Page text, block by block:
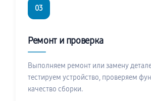
03
Ремонт и проверка
Выполняем ремонт или замену
тестируем устройство, проверяем
качество сборки.